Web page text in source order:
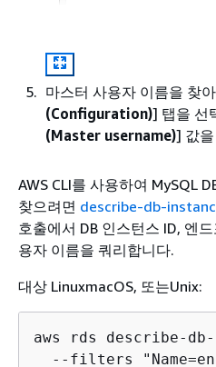
마스터 사용자 이름을 찾
(Configuration)] 탭을 선
(Master username)] 값
AWS CLI를 사용하여 MySQL
찾으려면 describe-db-
호출에서 DB 인스턴스 ID, 엔
용자 이름을 쿼리합니다.
대상 LinuxmacOS, 또는Unix:
aws rds describe-
--filters